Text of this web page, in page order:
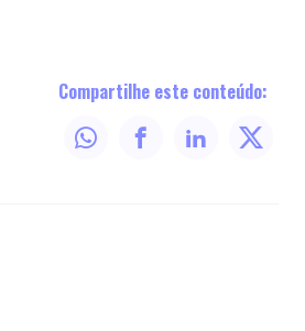
Compartilhe este conteúdo: